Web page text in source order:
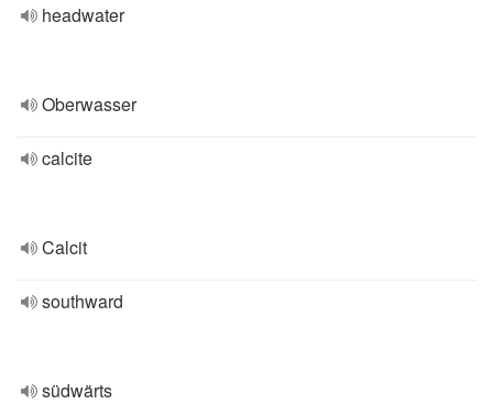
headwater
Oberwasser
calcite
Calcit
southward
südwärts